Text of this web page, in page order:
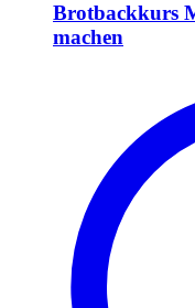
Brotbackkurs
machen